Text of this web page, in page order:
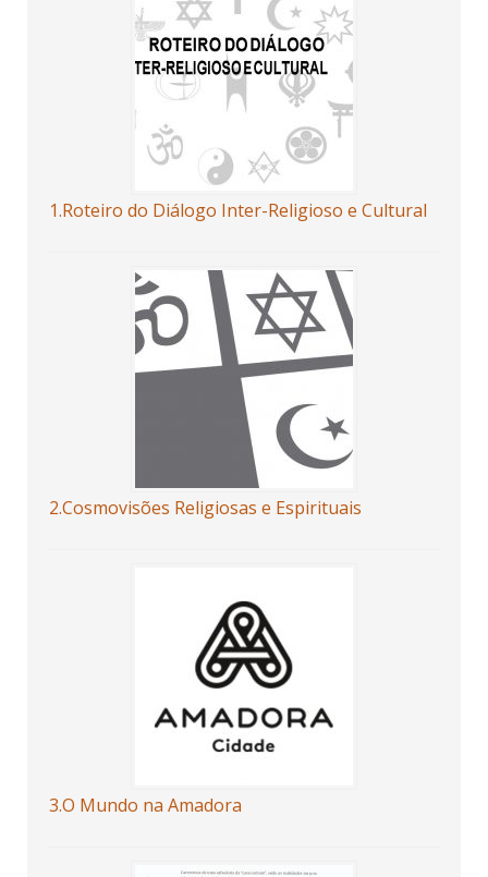
1.Roteiro do Diálogo Inter-Religioso e Cultural
2.Cosmovisões Religiosas e Espirituais
3.O Mundo na Amadora